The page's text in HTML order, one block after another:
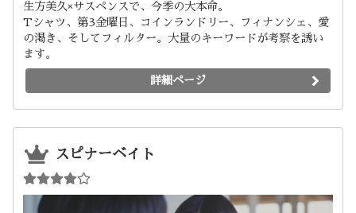
生方美久×サスペンスで、今季の大本命。
Tシャツ、第3金曜日、コインランドリー、フィナンシェ、愛
の渇き、そしてフィルター。大量のキーワードが考察を誘い
ます。
詳細ページ
スピナーベイト